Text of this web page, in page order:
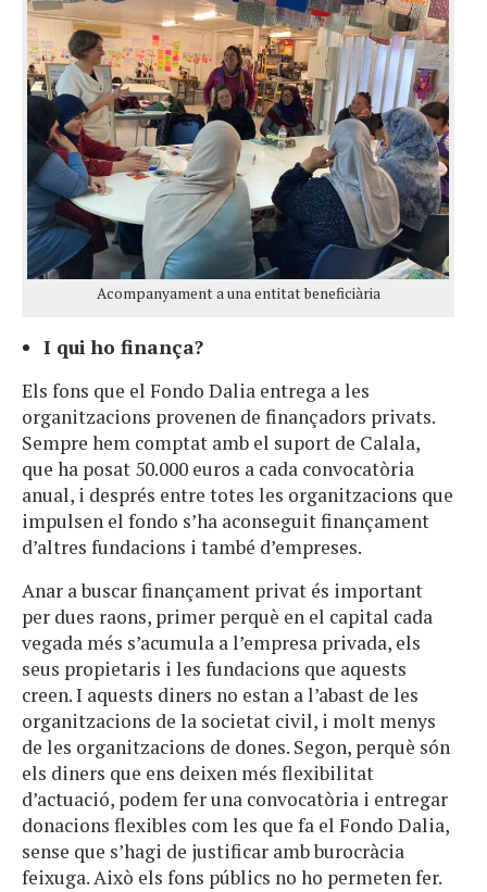
Acompanyament a una entitat beneficiària
I qui ho finança?
Els fons que el Fondo Dalia entrega a les
organitzacions provenen de finançadors privats.
Sempre hem comptat amb el suport de Calala,
que ha posat 50.000 euros a cada convocatòria
anual, i després entre totes les organitzacions que
impulsen el fondo s’ha aconseguit finançament
d’altres fundacions i també d’empreses.
Anar a buscar finançament privat és important
per dues raons, primer perquè en el capital cada
vegada més s’acumula a l’empresa privada, els
seus propietaris i les fundacions que aquests
creen. I aquests diners no estan a l’abast de les
organitzacions de la societat civil, i molt menys
de les organitzacions de dones. Segon, perquè són
els diners que ens deixen més flexibilitat
d’actuació, podem fer una convocatòria i entregar
donacions flexibles com les que fa el Fondo Dalia,
sense que s’hagi de justificar amb burocràcia
feixuga. Això els fons públics no ho permeten fer.